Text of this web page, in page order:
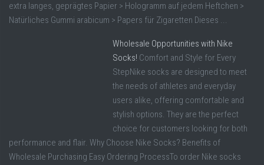
extra langes, geprägtes Papier > Hologramm auf jedem Heftchen >
Natürliches Gummi arabicum > Papers für Zigaretten Dieses ...
Wholesale Opportunities with Nike
Socks! Comfort and Style for Every
StepNike socks are designed to meet
the needs of athletes and everyday
users alike, offering comfortable and
stylish options. They are the perfect
choice for customers looking for both
performance and flair. Why Choose Nike Socks? Benefits of
Wholesale Purchasing Easy Ordering ProcessTo order Nike socks